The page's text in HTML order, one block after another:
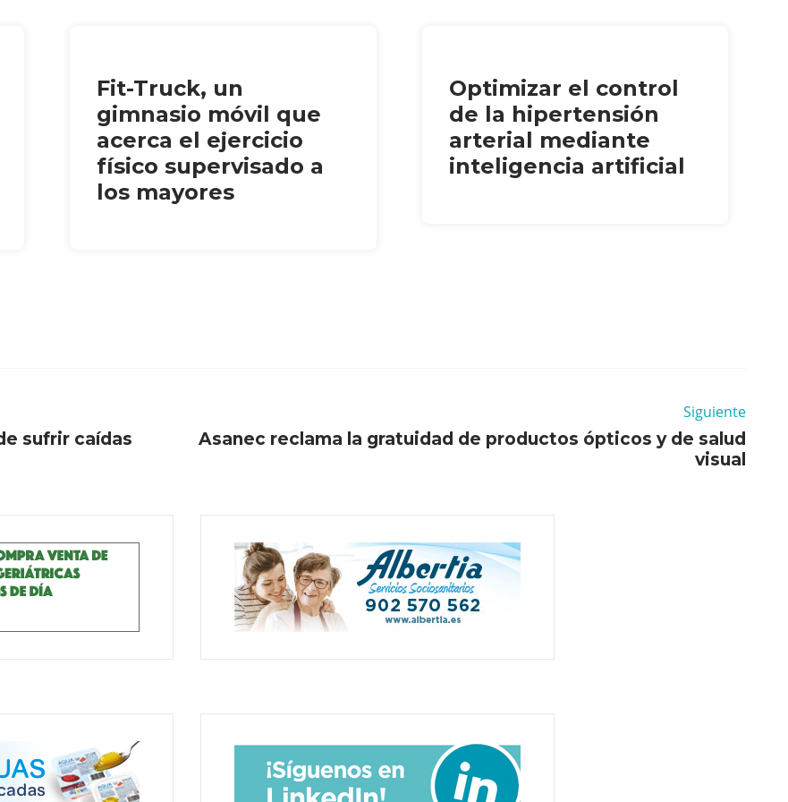
Fit-Truck, un
gimnasio móvil que
acerca el ejercicio
físico supervisado a
los mayores
Optimizar el control
de la hipertensión
arterial mediante
inteligencia artificial
sufrir caídas
Siguiente
Asanec reclama la gratuidad de productos ópticos y de salud
visual